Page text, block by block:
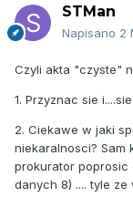
STMan
Napisano 2
Czyli akta "czyste"
1. Przyznac sie
2. Ciekawe w jaki
niekaralnosci? Sam
prokurator poprosic
danych 8) .... tyle